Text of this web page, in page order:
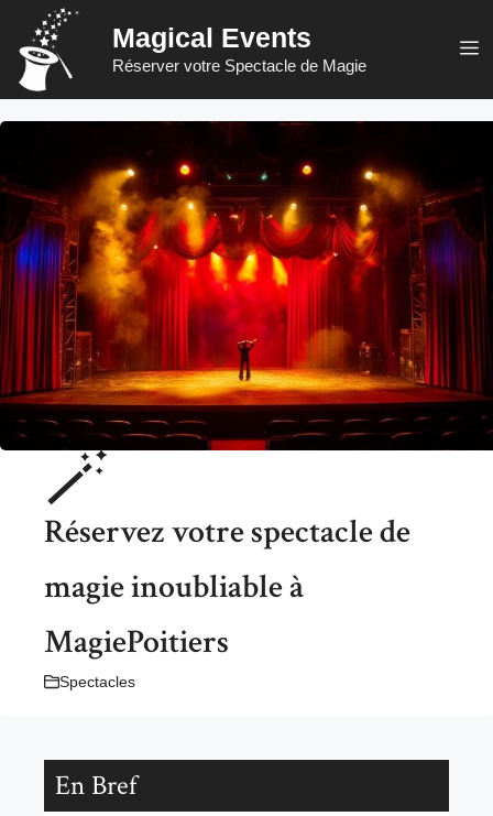
contenu
Magical Events
Réserver votre Spectacle de Magie
🪄
Réservez votre spectacle de
magie inoubliable à
MagiePoitiers
Spectacles
En Bref